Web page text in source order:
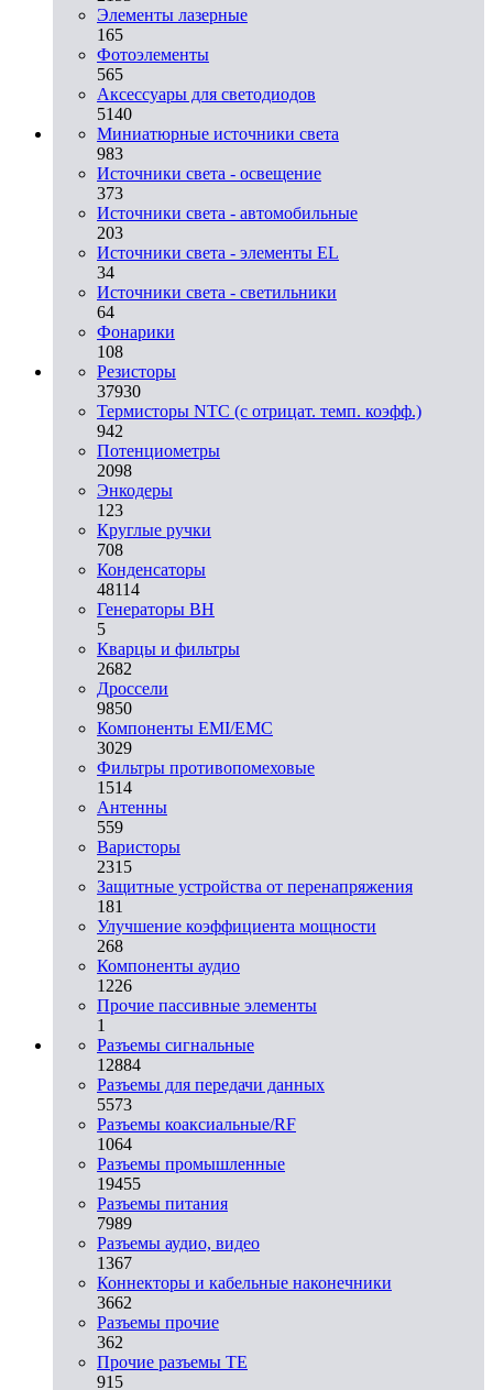
Элементы лазерные
165
Фотоэлементы
565
Аксессуары для светодиодов
5140
Миниатюрные источники света
983
Источники света - освещение
373
Источники света - автомобильные
203
Источники света - элементы EL
34
Источники света - светильники
64
Фонарики
108
Резисторы
37930
Термисторы NTC (с отрицат. темп. коэфф.)
942
Потенциометры
2098
Энкодеры
123
Круглые ручки
708
Конденсаторы
48114
Генераторы ВН
5
Кварцы и фильтры
2682
Дроссели
9850
Компоненты EMI/EMC
3029
Фильтры противопомеховые
1514
Антенны
559
Варисторы
2315
Защитные устройства от перенапряжения
181
Улучшение коэффициента мощности
268
Компоненты аудио
1226
Прочие пассивные элементы
1
Разъeмы сигнальные
12884
Разъeмы для передачи данных
5573
Разъeмы коаксиальные/RF
1064
Разъeмы промышленные
19455
Разъeмы питания
7989
Разъeмы аудио, видео
1367
Коннекторы и кабельные наконечники
3662
Разъeмы прочие
362
Прочие разъемы TE
915